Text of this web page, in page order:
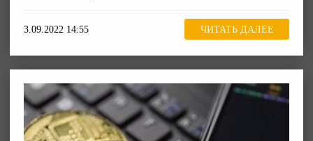
3.09.2022 14:55 ЧИТАТЬ ДАЛЕЕ